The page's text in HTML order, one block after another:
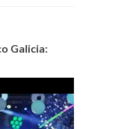
Galicia: